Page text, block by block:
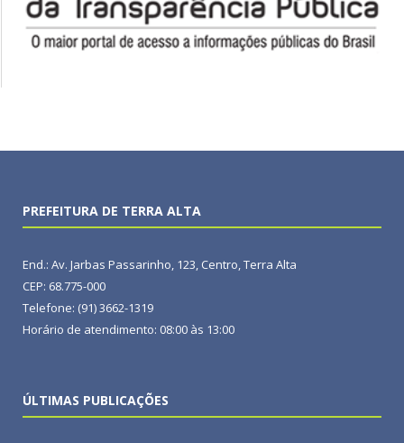
PREFEITURA DE TERRA ALTA
End.: Av. Jarbas Passarinho, 123, Centro, Terra Alta
CEP: 68.775-000
Telefone: (91) 3662-1319
Horário de atendimento: 08:00 às 13:00
ÚLTIMAS PUBLICAÇÕES